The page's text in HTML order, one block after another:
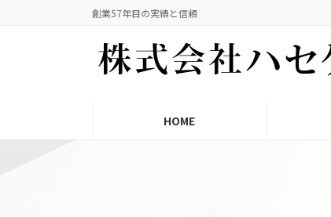
キ
に
創業57年目の実績と信頼
HOME